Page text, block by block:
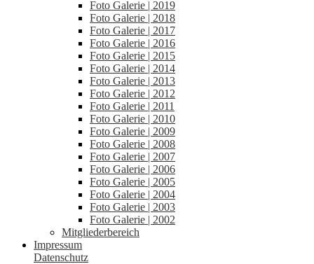
Foto Galerie | 2019
Foto Galerie | 2018
Foto Galerie | 2017
Foto Galerie | 2016
Foto Galerie | 2015
Foto Galerie | 2014
Foto Galerie | 2013
Foto Galerie | 2012
Foto Galerie | 2011
Foto Galerie | 2010
Foto Galerie | 2009
Foto Galerie | 2008
Foto Galerie | 2007
Foto Galerie | 2006
Foto Galerie | 2005
Foto Galerie | 2004
Foto Galerie | 2003
Foto Galerie | 2002
Mitgliederbereich
Impressum
Datenschutz